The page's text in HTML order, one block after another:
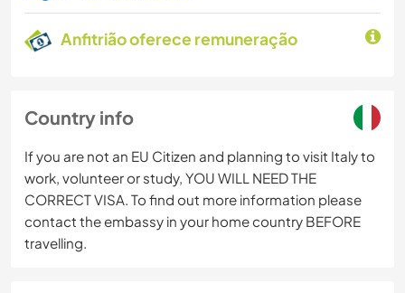
Anfitrião oferece remuneração
Country info
If you are not an EU Citizen and planning to visit Italy to
work, volunteer or study, YOU WILL NEED THE
CORRECT VISA. To find out more information please
contact the embassy in your home country BEFORE
travelling.